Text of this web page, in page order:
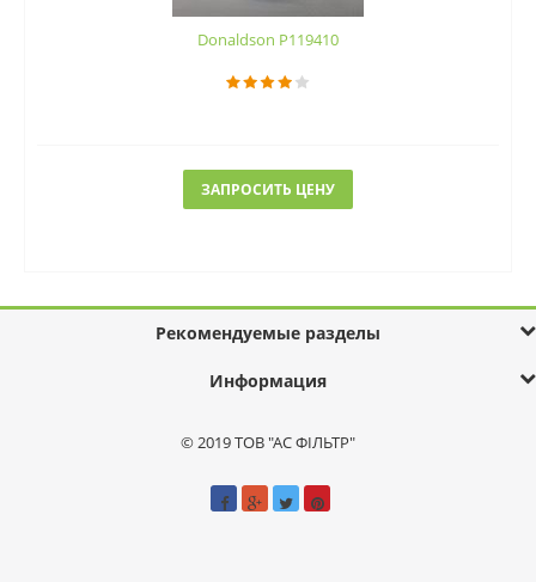
Donaldson P119410
ЗАПРОСИТЬ ЦЕНУ
Рекомендуемые разделы
Информация
© 2019 ТОВ "АС ФІЛЬТР"